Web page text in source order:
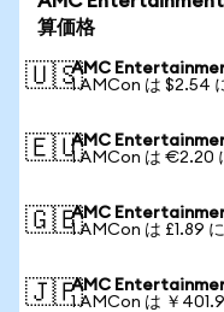
算価格
🇺🇸AMC
1 AMCon は $2.54
🇪🇺AMC
1 AMCon は €2.20
🇬🇧AMC
1 AMCon は £1.89
🇯🇵AMC
1 AMCon は ￥